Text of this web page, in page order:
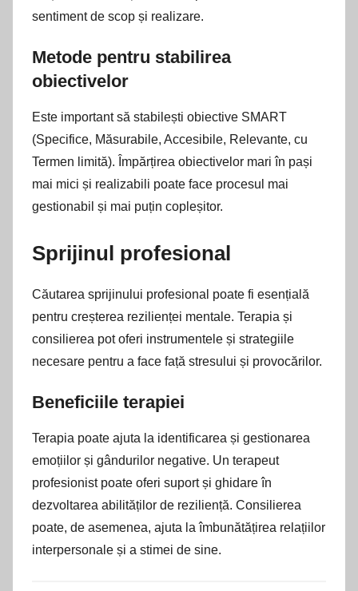
sentiment de scop și realizare.
Metode pentru stabilirea
obiectivelor
Este important să stabilești obiective SMART
(Specifice, Măsurabile, Accesibile, Relevante, cu
Termen limită). Împărțirea obiectivelor mari în pași
mai mici și realizabili poate face procesul mai
gestionabil și mai puțin copleșitor.
Sprijinul profesional
Căutarea sprijinului profesional poate fi esențială
pentru creșterea rezilienței mentale. Terapia și
consilierea pot oferi instrumentele și strategiile
necesare pentru a face față stresului și provocărilor.
Beneficiile terapiei
Terapia poate ajuta la identificarea și gestionarea
emoțiilor și gândurilor negative. Un terapeut
profesionist poate oferi suport și ghidare în
dezvoltarea abilităților de reziliență. Consilierea
poate, de asemenea, ajuta la îmbunătățirea relațiilor
interpersonale și a stimei de sine.